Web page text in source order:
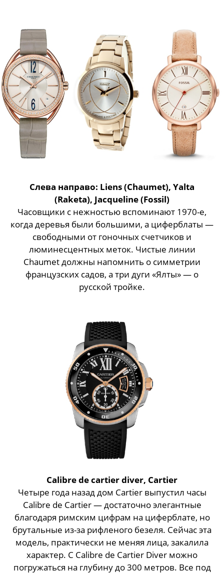
Слева направо: Liens (Chaumet), Yalta
(Raketa), Jacqueline(Fossil)
Часовщики с нежностью вспоминают 1970-е,
когда деревья были большими, а циферблаты —
свободными от гоночных счетчиков и
люминесцентных меток. Чистые линии
Chaumet должны напомнить о симметрии
французских садов, а три дуги «Ялты» — о
русской тройке.
Calibre de cartier diver, Cartier
Четыре года назад дом Cartier выпустил часы
Сalibre de Cartier — достаточно элегантные
благодаря римским цифрам на циферблате, но
брутальные из-за рифленого безеля. Сейчас эта
модель, практически не меняя лица, закалила
характер. С Calibre de Cartier Diver можно
погружаться на глубину до 300 метров. Все под